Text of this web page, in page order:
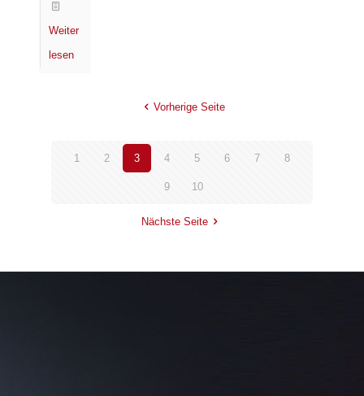
Weiter
lesen
Vorherige Seite
1 2 3 4 5 6 7 8
9 10
Nächste Seite